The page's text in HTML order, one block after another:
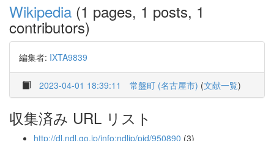
Wikipedia (1 pages, 1 posts, 1
contributors)
編集者: IXTA9839
2023-04-01 18:39:11 常盤町 (名古屋市) (文献一覧)
収集済み URL リスト
http://dl.ndl.go.jp/info:ndljp/pid/950890 (3)